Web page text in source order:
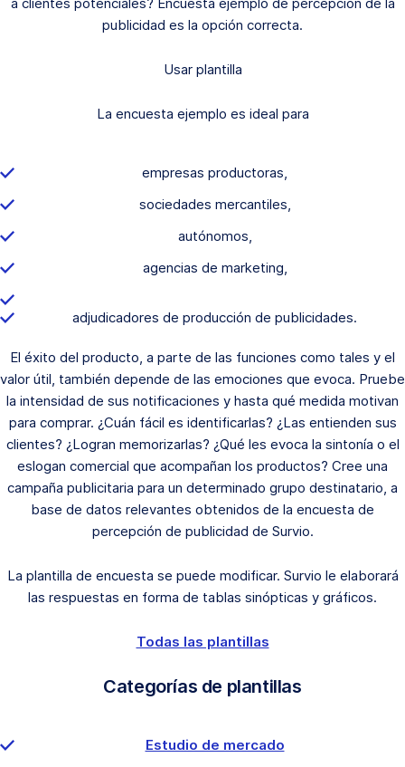
publicidad es la opción correcta.
Usar plantilla
La encuesta ejemplo es ideal para
empresas productoras,
sociedades mercantiles,
autónomos,
agencias de marketing,
adjudicadores de producción de publicidades.
El éxito del producto, a parte de las funciones como tales y el
valor útil, también depende de las emociones que evoca. Pruebe
la intensidad de sus notificaciones y hasta qué medida motivan
para comprar. ¿Cuán fácil es identificarlas? ¿Las entienden sus
clientes? ¿Logran memorizarlas? ¿Qué les evoca la sintonía o el
eslogan comercial que acompañan los productos? Cree una
campaña publicitaria para un determinado grupo destinatario, a
base de datos relevantes obtenidos de la encuesta de
percepción de publicidad de Survio.
La plantilla de encuesta se puede modificar. Survio le elaborará
las respuestas en forma de tablas sinópticas y gráficos.
Todas las plantillas
Categorías de plantillas
Estudio de mercado